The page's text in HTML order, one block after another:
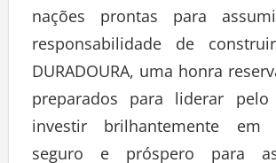
nações prontas para
responsabilidade de
DURADOURA, uma honra
preparados para liderar
investir brilhantemente
seguro e próspero para